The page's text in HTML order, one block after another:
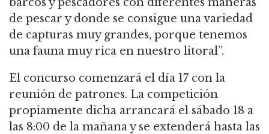
de pescar y donde se consigue una variedad
de capturas muy grandes, porque tenemos
una fauna muy rica en nuestro litoral”.
El concurso comenzará el día 17 con la
reunión de patrones. La competición
propiamente dicha arrancará el sábado 18 a
las 8:00 de la mañana y se extenderá hasta las